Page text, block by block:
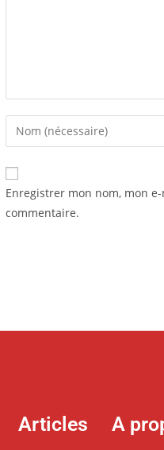
Enregistrer mon nom, mon
commentaire.
Articles A